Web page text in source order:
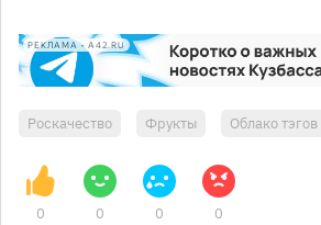
РЕКЛАМА • A42.RU
Роскачество Фрукты Облако тэгов
0 0 0 0